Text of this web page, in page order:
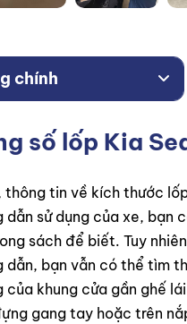
chính
số lốp Kia
thông tin về kích thước
dẫn sử dụng của xe, bạn
sách để biết. Tuy
dẫn, bạn vẫn có thể tìm
của khung cửa gần ghế
gang tay hoặc trên